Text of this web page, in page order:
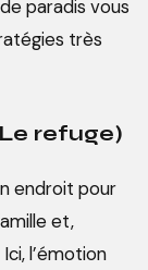
paradis vous
très
refuge)
endroit pour
et,
l’émotion